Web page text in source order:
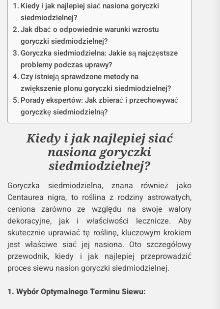
Kiedy i jak najlepiej siać nasiona goryczki
siedmiodzielnej?
Jak dbać o odpowiednie warunki wzrostu
goryczki siedmiodzielnej?
Goryczka siedmiodzielna: Jakie są najczęstsze
problemy podczas uprawy?
Czy istnieją sprawdzone metody na
zwiększenie plonu goryczki siedmiodzielnej?
Porady ekspertów: Jak zbierać i przechowywać
goryczkę siedmiodzielną?
Kiedy i jak najlepiej siać
nasiona goryczki
siedmiodzielnej?
Goryczka siedmiodzielna, znana również jako
Centaurea nigra, to roślina z rodziny astrowatych,
ceniona zarówno ze względu na swoje walory
dekoracyjne, jak i właściwości lecznicze. Aby
skutecznie uprawiać tę roślinę, kluczowym krokiem
jest właściwe siać jej nasiona. Oto szczegółowy
przewodnik, kiedy i jak najlepiej przeprowadzić
proces siewu nasion goryczki siedmiodzielnej.
1. Wybór Optymalnego Terminu Siewu: